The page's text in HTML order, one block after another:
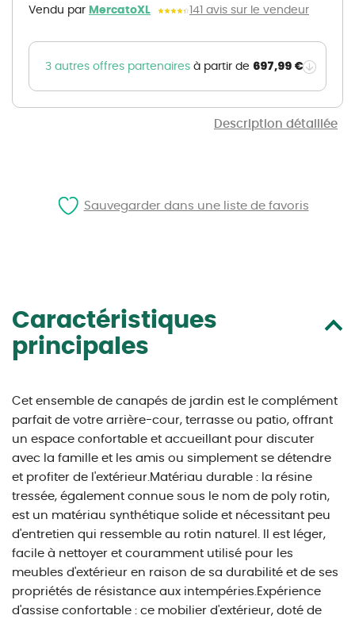
Description détaillée
gallery
Vendu par MercatoXL 141 avis sur le vendeur
3 autres offres partenaires à partir de 697,99 €
Caractéristiques
principales
Cet ensemble de canapés de jardin est le complément
parfait de votre arrière-cour, terrasse ou patio, offrant
un espace confortable et accueillant pour discuter
avec la famille et les amis ou simplement se détendre
et profiter de l'extérieur.Matériau durable : la résine
tressée, également connue sous le nom de poly rotin,
est un matériau synthétique solide et nécessitant peu
d'entretien qui ressemble au rotin naturel. Il est léger,
facile à nettoyer et couramment utilisé pour les
meubles d'extérieur en raison de sa durabilité et de ses
propriétés de résistance aux intempéries.Expérience
d'assise confortable : ce mobilier d'extérieur, doté de
Sauvegarder dans une liste de favoris